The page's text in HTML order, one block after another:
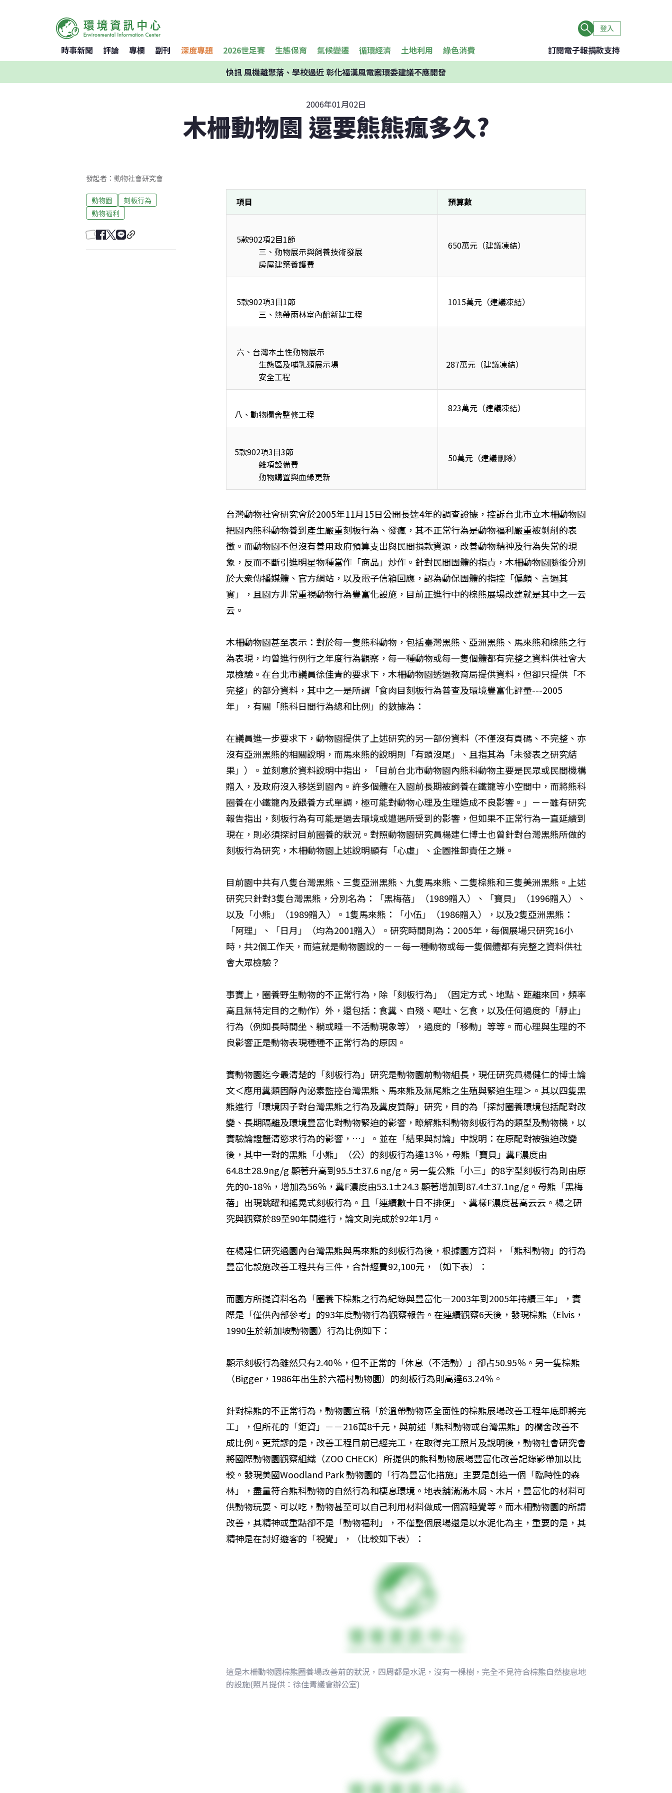
登入
時事新聞 評論 專欄 副刊 深度專題 2026世足賽 生態保育 氣候變遷 循環經濟 土地利用 綠色消費 訂閱電子報捐款支持
快訊風機離聚落、學校過近 彰化福漢風電案環委建議不應開發
2006年01月02日
木柵動物園 還要熊熊瘋多久?
發起者：動物社會研究會
動物園
刻板行為
動物福利
項目 預算數
5款902項2目1節
            房屋建築養護費
650萬元（建議凍結）
5款902項3目1節
            三、熱帶雨林室內館新建工程
1015萬元（建議凍結）
六、台灣本土性動物展示
            安全工程
287萬元（建議凍結）
八、動物欄舍整修工程
823萬元（建議凍結）
5款902項3目3節
            動物購置與血緣更新
50萬元（建議刪除）
台灣動物社會研究會於2005年11月15日公開長達4年的調查證據，控訴台北市立木柵動物園
把園內熊科動物養到產生嚴重刻板行為、發瘋，其不正常行為是動物福利嚴重被剝削的表
徵。而動物園不但沒有善用政府預算支出與民間捐款資源，改善動物精神及行為失常的現
象，反而不斷引進明星物種當作「商品」炒作。針對民間團體的指責，木柵動物園隨後分別
於大衆傳播媒體、官方網站，以及電子信箱回應，認為動保團體的指控「偏頗、言過其
實」，且園方非常重視動物行為豐富化設施，目前正進行中的棕熊展場改建就是其中之一云
云。
木柵動物園甚至表示：對於每一隻熊科動物，包括臺灣黑熊、亞洲黑熊、馬來熊和棕熊之行
為表現，均曾進行例行之年度行為觀察，每一種動物或每一隻個體都有完整之資料供社會大
眾檢驗。在台北市議員徐佳青的要求下，木柵動物園透過教育局提供資料，但卻只提供「不
完整」的部分資料，其中之一是所謂「食肉目刻板行為普查及環境豐富化評量---2005
年」，有關「熊科日間行為總和比例」的數據為：
在議員進一步要求下，動物園提供了上述研究的另一部份資料（不僅沒有頁碼、不完整、亦
沒有亞洲黑熊的相關說明，而馬來熊的說明則「有頭沒尾」、且指其為「未發表之研究結
果」）。並刻意於資料說明中指出，「目前台北市動物園內熊科動物主要是民眾或民間機構
贈入，及政府沒入移送到園內。許多個體在入園前長期被飼養在鐵籠等小空間中，而將熊科
圈養在小鐵籠內及餵養方式單調，極可能對動物心理及生理造成不良影響。」－－雖有研究
報告指出，刻板行為有可能是過去環境或遭遇所受到的影響，但如果不正常行為一直延續到
現在，則必須探討目前圈養的狀況。對照動物園研究員楊建仁博士也曾針對台灣黑熊所做的
刻板行為研究，木柵動物園上述說明顯有「心虛」、企圖推卸責任之嫌。
目前園中共有八隻台灣黑熊、三隻亞洲黑熊、九隻馬來熊、二隻棕熊和三隻美洲黑熊。上述
研究只針對3隻台灣黑熊，分別名為：「黑梅蓓」（1989贈入）、「寶貝」（1996贈入）、
以及「小熊」（1989贈入）。1隻馬來熊：「小伍」（1986贈入），以及2隻亞洲黑熊：
「阿理」、「日月」（均為2001贈入）。研究時間則為：2005年，每個展場只研究16小
時，共2個工作天，而這就是動物園說的－－每一種動物或每一隻個體都有完整之資料供社
會大眾檢驗？
事實上，圈養野生動物的不正常行為，除「刻板行為」（固定方式、地點、距離來回，頻率
高且無特定目的之動作）外，還包括：食糞、自殘、嘔吐、乞食，以及任何過度的「靜止」
行為（例如長時間坐、躺或睡—不活動現象等），過度的「移動」等等。而心理與生理的不
良影響正是動物表現種種不正常行為的原因。
實動物園迄今最清楚的「刻板行為」研究是動物園前動物組長，現任研究員楊健仁的博士論
文＜應用糞類固醇內泌素監控台灣黑熊、馬來熊及無尾熊之生殖與緊迫生理＞。其以四隻黑
熊進行「環境因子對台灣黑熊之行為及糞皮質醇」研究，目的為「探討圈養環境包括配對改
變、長期隔離及環境豐富化對動物緊迫的影響，瞭解熊科動物刻板行為的類型及動物機，以
實驗論證釐清慾求行為的影響，…」。並在「結果與討論」中說明：在原配對被強迫改變
後，其中一對的黑熊「小熊」（公）的刻板行為達13％，母熊「寶貝」糞F濃度由
64.8±28.9ng/g 顯著升高到95.5±37.6 ng/g。另一隻公熊「小三」的8字型刻板行為則由原
先的0-18％，增加為56％，糞F濃度由53.1±24.3 顯著增加到87.4±37.1ng/g。母熊「黑梅
蓓」出現跳躍和搖晃式刻板行為。且「連續數十日不排便」、糞樣F濃度甚高云云。楊之研
究與觀察於89至90年間進行，論文則完成於92年1月。
在楊建仁研究過園內台灣黑熊與馬來熊的刻板行為後，根據園方資料，「熊科動物」的行為
豐富化設施改善工程共有三件，合計經費92,100元，（如下表）：
而園方所提資料名為「圈養下棕熊之行為紀錄與豐富化—2003年到2005年持續三年」，實
際是「僅供內部參考」的93年度動物行為觀察報告。在連續觀察6天後，發現棕熊（Elvis，
1990生於新加坡動物園）行為比例如下：
顯示刻板行為雖然只有2.40％，但不正常的「休息（不活動）」卻占50.95％。另一隻棕熊
（Bigger，1986年出生於六福村動物園）的刻板行為則高達63.24％。
針對棕熊的不正常行為，動物園宣稱「於溫帶動物區全面性的棕熊展場改善工程年底即將完
工」，但所花的「鉅資」－－216萬8千元，與前述「熊科動物或台灣黑熊」的欄舍改善不
成比例。更荒謬的是，改善工程目前已經完工，在取得完工照片及說明後，動物社會研究會
將國際動物園觀察組織（ZOO CHECK）所提供的熊科動物展場豐富化改善記錄影帶加以比
較。發現美國Woodland Park 動物園的「行為豐富化措施」主要是創造一個「臨時性的森
林」，盡量符合熊科動物的自然行為和棲息環境。地表舖滿滿木屑、木片，豐富化的材料可
供動物玩耍、可以吃，動物甚至可以自己利用材料做成一個窩睡覺等。而木柵動物園的所謂
改善，其精神或重點卻不是「動物福利」，不僅整個展場還是以水泥化為主，重要的是，其
精神是在討好遊客的「視覺」，（比較如下表）：
這是木柵動物園棕熊圈養場改善前的狀況，四周都是水泥，沒有一棵樹，完全不見符合棕熊自然棲息地
的設施(照片提供：徐佳青議會辦公室)